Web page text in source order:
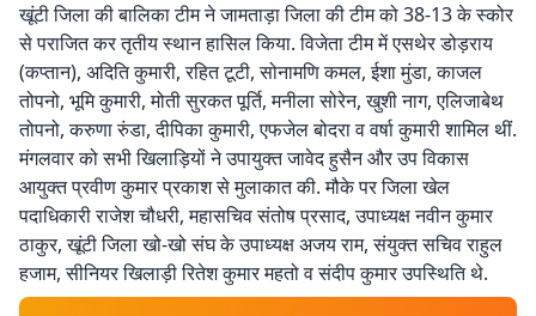
खूंटी जिला की बालिका टीम ने जामताड़ा जिला की टीम को 38-13 के स्कोर
से पराजित कर तृतीय स्थान हासिल किया. विजेता टीम में एसथेर डोड़राय
(कप्तान), अदिति कुमारी, रहित टूटी, सोनामणि कमल, ईशा मुंडा, काजल
तोपनो, भूमि कुमारी, मोती सुरकत पूर्ति, मनीला सोरेन, खुशी नाग, एलिजाबेथ
तोपनो, करुणा रुंडा, दीपिका कुमारी, एफजेल बोदरा व वर्षा कुमारी शामिल थीं.
मंगलवार को सभी खिलाड़ियों ने उपायुक्त जावेद हुसैन और उप विकास
आयुक्त प्रवीण कुमार प्रकाश से मुलाकात की. मौके पर जिला खेल
पदाधिकारी राजेश चौधरी, महासचिव संतोष प्रसाद, उपाध्यक्ष नवीन कुमार
ठाकुर, खूंटी जिला खो-खो संघ के उपाध्यक्ष अजय राम, संयुक्त सचिव राहुल
हजाम, सीनियर खिलाड़ी रितेश कुमार महतो व संदीप कुमार उपस्थिति थे.